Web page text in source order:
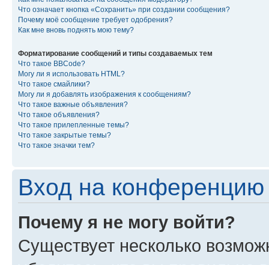
Что означает кнопка «Сохранить» при создании сообщения?
Почему моё сообщение требует одобрения?
Как мне вновь поднять мою тему?
Форматирование сообщений и типы создаваемых тем
Что такое BBCode?
Могу ли я использовать HTML?
Что такое смайлики?
Могу ли я добавлять изображения к сообщениям?
Что такое важные объявления?
Что такое объявления?
Что такое прилепленные темы?
Что такое закрытые темы?
Что такое значки тем?
Вход на конференцию
Почему я не могу войти?
Существует несколько